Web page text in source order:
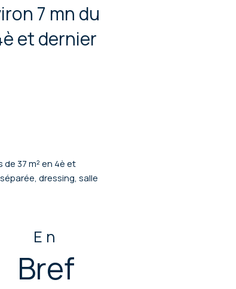
7 mn du
et dernier
37 m² en 4è et
dressing, salle
En
Bref